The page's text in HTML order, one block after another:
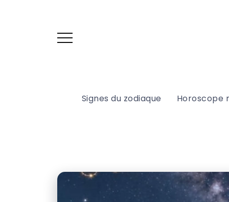
Signes du zodiaque Horoscope